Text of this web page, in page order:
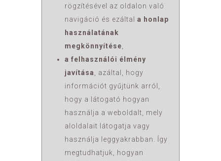
rögzítésével az oldalon való
navigáció és ezáltal a honlap
használatának
megkönnyítése
a felhasználói élmény
javítása , azáltal, hogy
információt gyűjtünk arról,
hogy a látogató hogyan
használja a weboldalt, mely
aloldalait látogatja vagy
használja leggyakrabban. Így
megtudhatjuk, hogyan